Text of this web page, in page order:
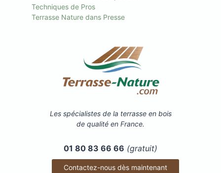
Techniques de Pros
Terrasse Nature dans Presse
Les spécialistes de la terrasse en bois
de qualité en France.
01 80 83 66 66 (gratuit)
Contactez-nous dès maintenant